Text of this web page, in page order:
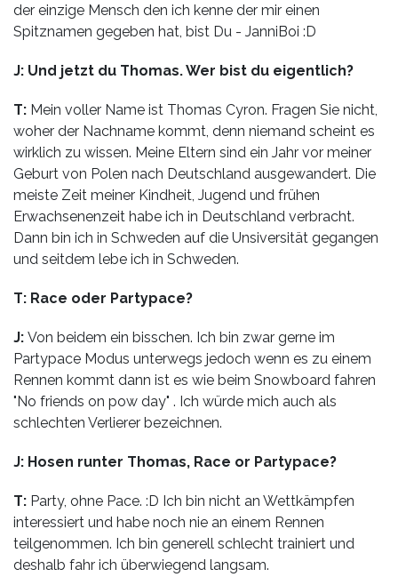
der einzige Mensch den ich kenne der mir einen
Spitznamen gegeben hat, bist Du - JanniBoi :D
J: Und jetzt du Thomas. Wer bist du eigentlich?
T: Mein voller Name ist Thomas Cyron. Fragen Sie nicht,
woher der Nachname kommt, denn niemand scheint es
wirklich zu wissen. Meine Eltern sind ein Jahr vor meiner
Geburt von Polen nach Deutschland ausgewandert. Die
meiste Zeit meiner Kindheit, Jugend und frühen
Erwachsenenzeit habe ich in Deutschland verbracht.
Dann bin ich in Schweden auf die Unsiversität gegangen
und seitdem lebe ich in Schweden.
T: Race oder Partypace?
J: Von beidem ein bisschen. Ich bin zwar gerne im
Partypace Modus unterwegs jedoch wenn es zu einem
Rennen kommt dann ist es wie beim Snowboard fahren
"No friends on pow day" . Ich würde mich auch als
schlechten Verlierer bezeichnen.
J: Hosen runter Thomas, Race or Partypace?
T: Party, ohne Pace. :D Ich bin nicht an Wettkämpfen
interessiert und habe noch nie an einem Rennen
teilgenommen. Ich bin generell schlecht trainiert und
deshalb fahr ich überwiegend langsam.